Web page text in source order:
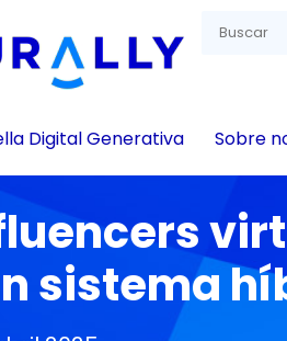
Digital Generativa Sobre
sistema